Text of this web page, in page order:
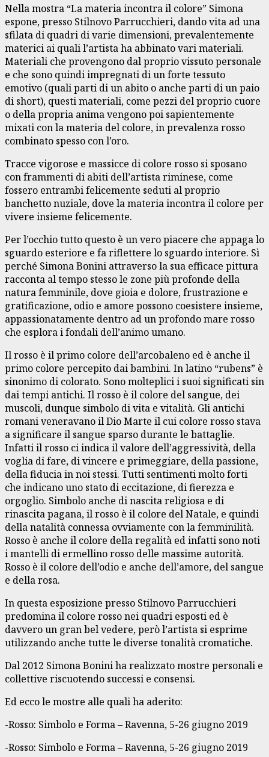
Nella mostra “La materia incontra il colore” Simona
espone, presso Stilnovo Parrucchieri, dando vita ad una
sfilata di quadri di varie dimensioni, prevalentemente
materici ai quali l’artista ha abbinato vari materiali.
Materiali che provengono dal proprio vissuto personale
e che sono quindi impregnati di un forte tessuto
emotivo (quali parti di un abito o anche parti di un paio
di short), questi materiali, come pezzi del proprio cuore
o della propria anima vengono poi sapientemente
mixati con la materia del colore, in prevalenza rosso
combinato spesso con l’oro.
Tracce vigorose e massicce di colore rosso si sposano
con frammenti di abiti dell’artista riminese, come
fossero entrambi felicemente seduti al proprio
banchetto nuziale, dove la materia incontra il colore per
vivere insieme felicemente.
Per l’occhio tutto questo è un vero piacere che appaga lo
sguardo esteriore e fa riflettere lo sguardo interiore. Sì
perché Simona Bonini attraverso la sua efficace pittura
racconta al tempo stesso le zone più profonde della
natura femminile, dove gioia e dolore, frustrazione e
gratificazione, odio e amore possono coesistere insieme,
appassionatamente dentro ad un profondo mare rosso
che esplora i fondali dell’animo umano.
Il rosso è il primo colore dell’arcobaleno ed è anche il
primo colore percepito dai bambini. In latino “rubens” è
sinonimo di colorato. Sono molteplici i suoi significati sin
dai tempi antichi. Il rosso è il colore del sangue, dei
muscoli, dunque simbolo di vita e vitalità. Gli antichi
romani veneravano il Dio Marte il cui colore rosso stava
a significare il sangue sparso durante le battaglie.
Infatti il rosso ci indica il valore dell’aggressività, della
voglia di fare, di vincere e primeggiare, della passione,
della fiducia in noi stessi. Tutti sentimenti molto forti
che indicano uno stato di eccitazione, di fierezza e
orgoglio. Simbolo anche di nascita religiosa e di
rinascita pagana, il rosso è il colore del Natale, e quindi
della natalità connessa ovviamente con la femminilità.
Rosso è anche il colore della regalità ed infatti sono noti
i mantelli di ermellino rosso delle massime autorità.
Rosso è il colore dell’odio e anche dell’amore, del sangue
e della rosa.
In questa esposizione presso Stilnovo Parrucchieri
predomina il colore rosso nei quadri esposti ed è
davvero un gran bel vedere, però l’artista si esprime
utilizzando anche tutte le diverse tonalità cromatiche.
Dal 2012 Simona Bonini ha realizzato mostre personali e
collettive riscuotendo successi e consensi.
Ed ecco le mostre alle quali ha aderito:
-Rosso: Simbolo e Forma – Ravenna, 5-26 giugno 2019
-Rosso: Simbolo e Forma – Ravenna, 5-26 giugno 2019